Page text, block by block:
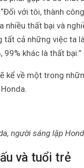
với tôi, thành
nhiều thất bại và
tất cả những việc ta
99% khác là thất bại.”
kể về một trong
người sáng lập
và tuổi trẻ